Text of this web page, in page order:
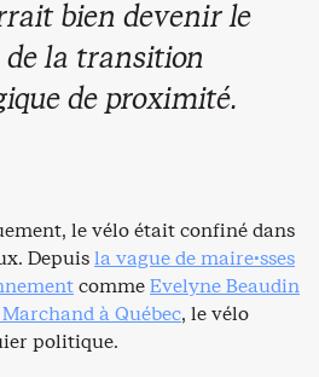
bien devenir le
de la transition
de proximité.
le vélo était confiné dans
Depuisla vague de maire·sses
commeEvelyne Beaudin
à Québec, le vélo
politique.